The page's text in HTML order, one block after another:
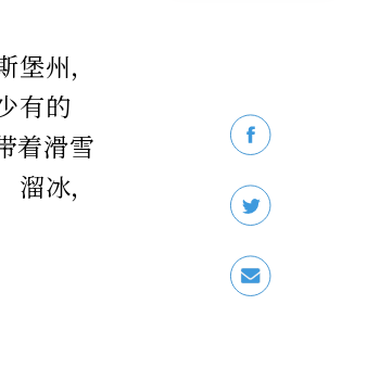
堡州，
有的
着滑雪
冰，